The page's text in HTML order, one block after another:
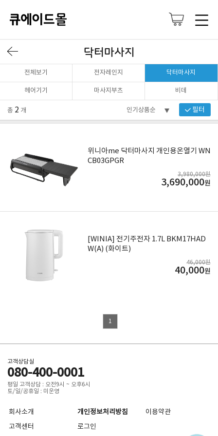
닥터마사지
전체보기 전자레인지 닥터마사지
헤어기기 마사지부츠 비데
총 2 개 필터
위니아me 닥터마사지 개인용온열기 WN
CB03GPGR
3,980,000원
3,690,000원
[WINIA] 전기주전자 1.7L BKM17HAD
W(A) (화이트)
46,000원
40,000원
1
고객상담실
080-400-0001
평일 고객상담 : 오전9시 ~ 오후6시
토/일/공휴일 : 미운영
회사소개 개인정보처리방침
이용약관
고객센터
로그인